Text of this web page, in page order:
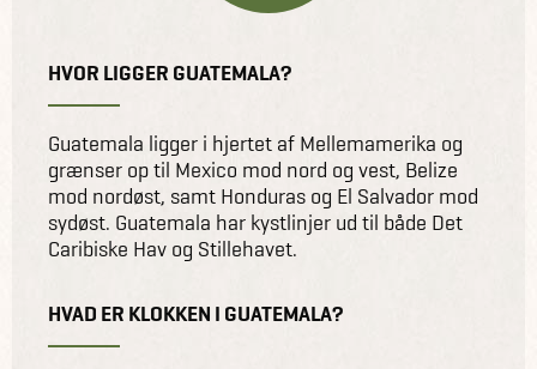
HVOR LIGGER GUATEMALA?
Guatemala ligger i hjertet af Mellemamerika og
grænser op til Mexico mod nord og vest, Belize
mod nordøst, samt Honduras og El Salvador mod
sydøst. Guatemala har kystlinjer ud til både Det
Caribiske Hav og Stillehavet.
HVAD ER KLOKKEN I GUATEMALA?